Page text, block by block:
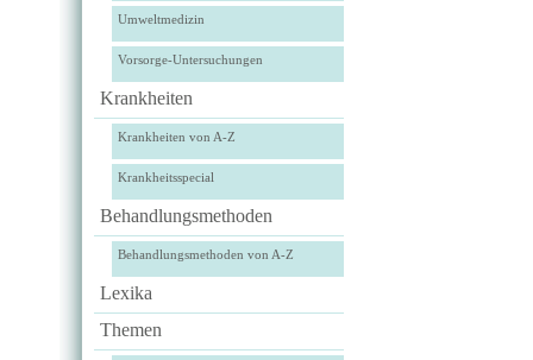
Umweltmedizin
Vorsorge-Untersuchungen
Krankheiten
Krankheiten von A-Z
Krankheitsspecial
Behandlungsmethoden
Behandlungsmethoden von A-Z
Lexika
Themen